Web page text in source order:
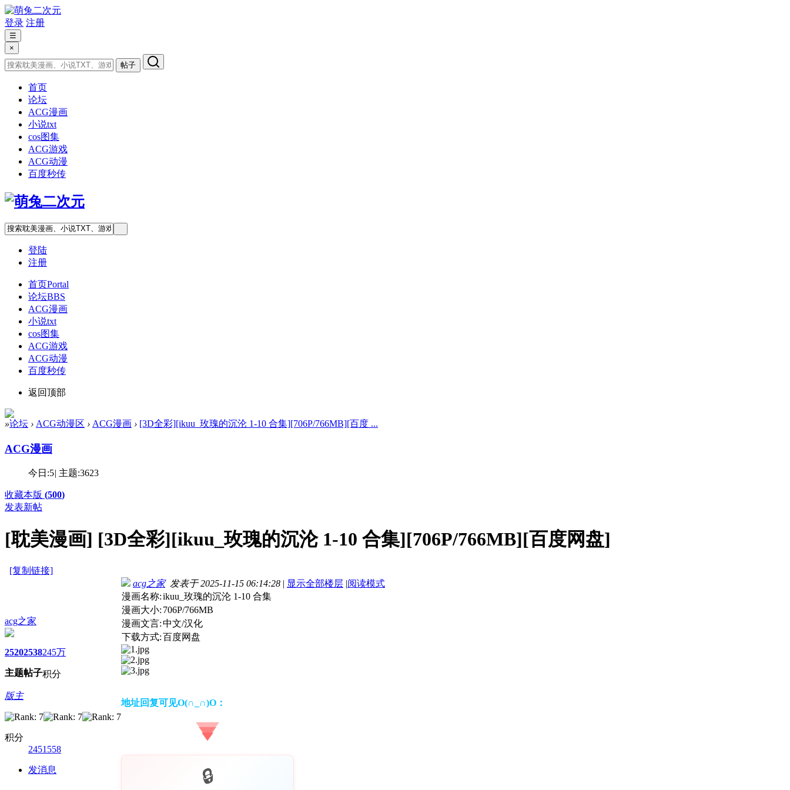
登录 注册
☰
×
帖子
首页
论坛
ACG漫画
小说txt
cos图集
ACG游戏
ACG动漫
百度秒传
登陆
注册
首页Portal
论坛BBS
ACG漫画
小说txt
cos图集
ACG游戏
ACG动漫
百度秒传
返回顶部
»论坛 › ACG动漫区 › ACG漫画 › [3D全彩][ikuu_玫瑰的沉沦 1-10 合集][706P/766MB][百度 ...
ACG漫画
今日:5| 主题:3623
收藏本版 (500)
发表新帖
[耽美漫画] [3D全彩][ikuu_玫瑰的沉沦 1-10 合集][706P/766MB][百度网盘]
[复制链接]
acg之家
2520
主题
2538
帖子
245万
积分
版主
积分
2451558
发消息
acg之家发表于 2025-11-15 06:14:28 | 显示全部楼层 |阅读模式
漫画名称:ikuu_玫瑰的沉沦 1-10 合集
漫画大小: 706P/766MB
漫画文言:中文/汉化
下载方式:百度网盘
地址回复可见O(∩_∩)O：